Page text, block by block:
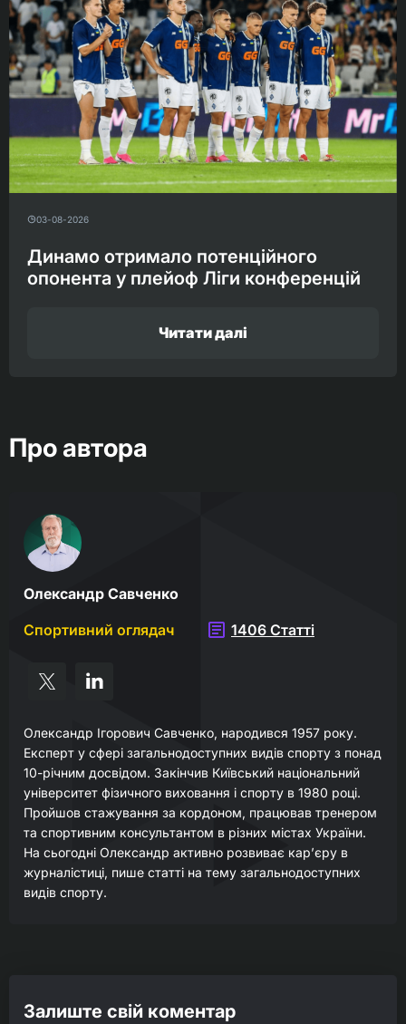
03-08-2026
Динамо отримало потенційного
опонента у плейоф Ліги конференцій
Читати далі
Про автора
Олександр Савченко
Спортивний оглядач
1406 Статті
Олександр Ігорович Савченко, народився 1957 року.
Експерт у сфері загальнодоступних видів спорту з понад
10-річним досвідом. Закінчив Київський національний
університет фізичного виховання і спорту в 1980 році.
Пройшов стажування за кордоном, працював тренером
та спортивним консультантом в різних містах України.
На сьогодні Олександр активно розвиває кар’єру в
журналістиці, пише статті на тему загальнодоступних
видів спорту.
Залиште свій коментар